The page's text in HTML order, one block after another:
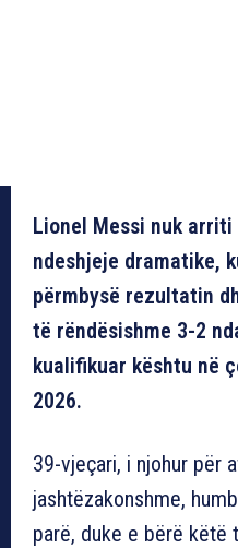
Lionel Messi nuk
ndeshjeje dramatike,
përmbysë rezultatin
të rëndësishme 3-2
kualifikuar kështu në
2026.
39-vjeçari, i njohur për
jashtëzakonshme,
parë, duke e bërë këtë